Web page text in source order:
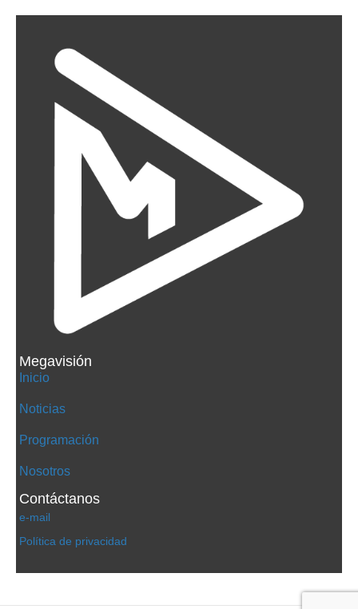
Megavisión
Inicio
Noticias
Programación
Nosotros
Contáctanos
e-mail
Política de privacidad